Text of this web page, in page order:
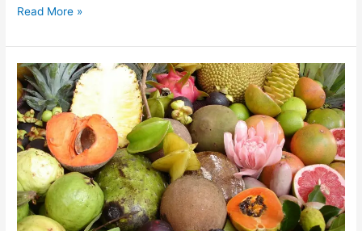
Read More »
Get
more
nutrition
in
every
bite